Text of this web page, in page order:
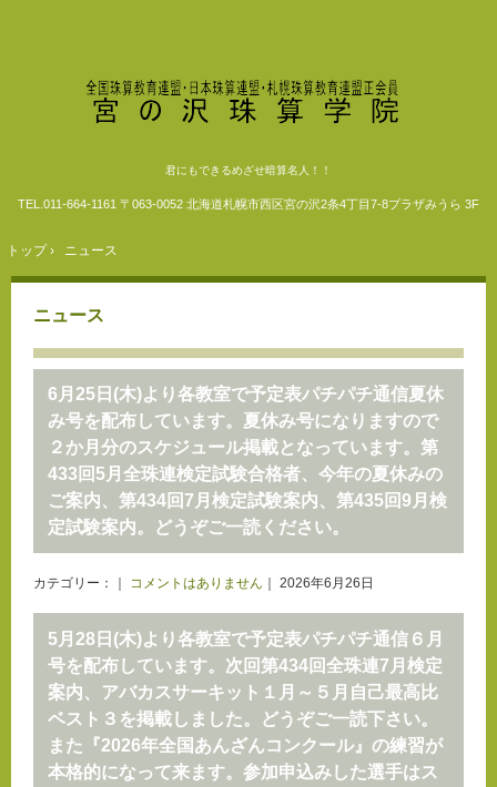
君にもできるめざせ暗算名人！！
TEL. 011-664-1161 〒063-0052 北海道札幌市西区宮の沢2条4丁目7-8プラザみうら 3F
トップ› ニュース
ニュース
6月25日(木)より各教室で予定表パチパチ通信夏休
み号を配布しています。夏休み号になりますので
２か月分のスケジュール掲載となっています。第
433回5月全珠連検定試験合格者、今年の夏休みの
ご案内、第434回7月検定試験案内、第435回9月検
定試験案内。どうぞご一読ください。
カテゴリー：｜ コメントはありません ｜ 2026年6月26日
5月28日(木)より各教室で予定表パチパチ通信６月
号を配布しています。次回第434回全珠連7月検定
案内、アバカスサーキット１月～５月自己最高比
ベスト３を掲載しました。どうぞご一読下さい。
また『2026年全国あんざんコンクール』の練習が
本格的になって来ます。参加申込みした選手はス